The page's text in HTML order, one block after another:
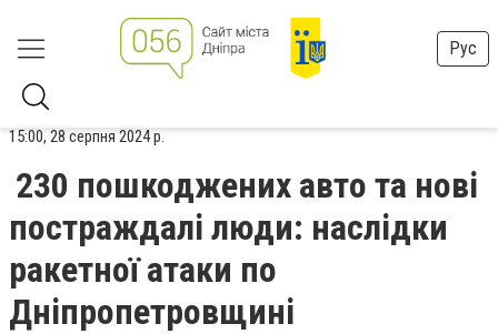
Рус
15:00, 28 серпня 2024 р.
230 пошкоджених авто та нові
постраждалі люди: наслідки
ракетної атаки по
Дніпропетровщині